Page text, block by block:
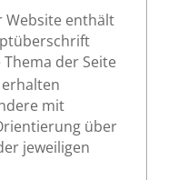
Website enthält
der Seite
mit
über
jeweiligen